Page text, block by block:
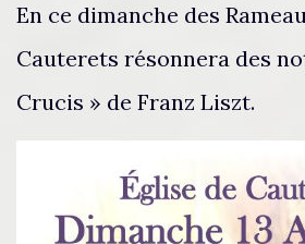
En ce dimanche des
Cauterets résonnera des
Crucis » de Franz Liszt.